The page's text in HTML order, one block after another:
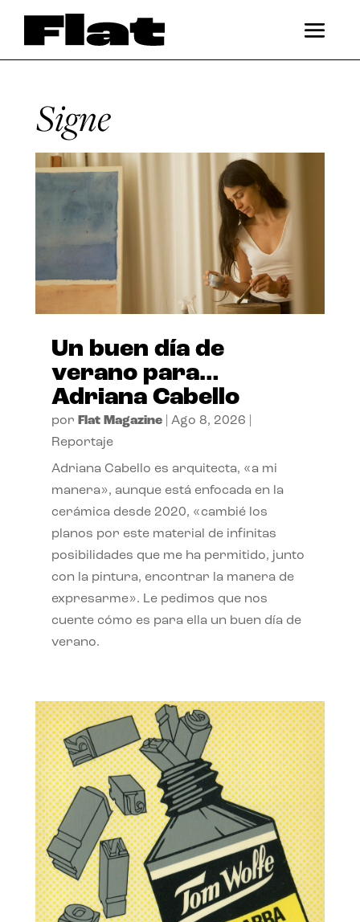
Signe
Un buen día de
verano para…
Adriana Cabello
por Flat Magazine| Ago 8, 2026
Reportaje
Adriana Cabello es arquitecta, «a mi
manera», aunque está enfocada en la
cerámica desde 2020, «cambié los
planos por este material de infinitas
posibilidades que me ha permitido, junto
con la pintura, encontrar la manera de
expresarme». Le pedimos que nos
cuente cómo es para ella un buen día de
verano.